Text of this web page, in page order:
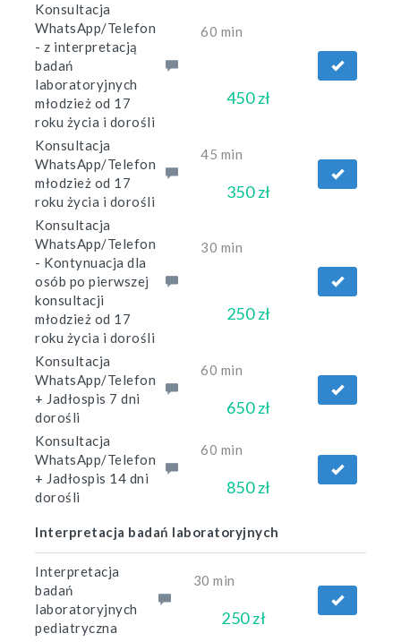
Konsultacja
WhatsApp/Telefon
- z interpretacją
badań
laboratoryjnych
młodzież od 17
roku życia i dorośli
60 min
450 zł
Konsultacja
WhatsApp/Telefon
młodzież od 17
roku życia i dorośli
45 min
350 zł
Konsultacja
WhatsApp/Telefon
- Kontynuacja dla
osób po pierwszej
konsultacji
młodzież od 17
roku życia i dorośli
30 min
250 zł
Konsultacja
WhatsApp/Telefon
+ Jadłospis 7 dni
dorośli
60 min
650 zł
Konsultacja
WhatsApp/Telefon
+ Jadłospis 14 dni
dorośli
60 min
850 zł
Interpretacja badań laboratoryjnych
Interpretacja
badań
laboratoryjnych
pediatryczna
30 min
250 zł